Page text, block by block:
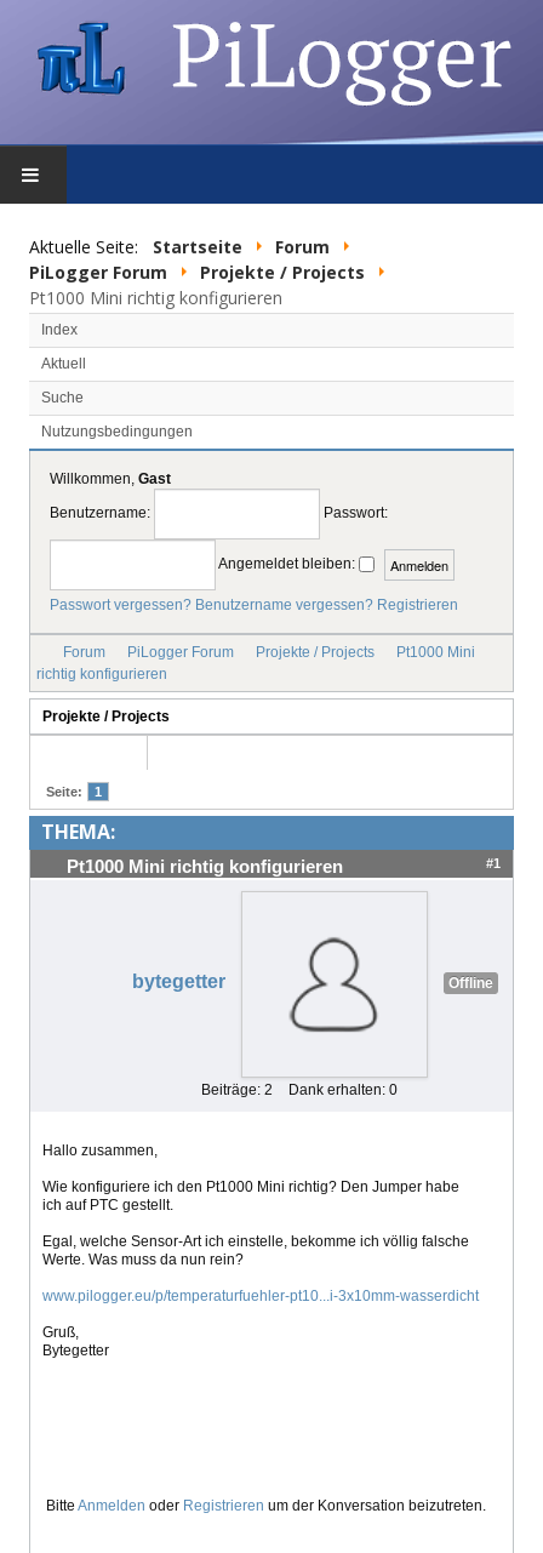
FEATURES
DOWNLOAD
FORUM
SHOP
DATENSCHUTZ
IMPRESSUM
Aktuelle Seite: Startseite
Forum
PiLogger Forum
Projekte / Projects
Pt1000 Mini richtig konfigurieren
Index
Aktuell
Suche
Nutzungsbedingungen
Willkommen, Gast
Benutzername: Passwort:
Angemeldet bleiben:
Passwort vergessen? Benutzername vergessen? Registrieren
Forum PiLogger Forum Projekte / Projects
Pt1000 Mini
richtig konfigurieren
Projekte / Projects
Seite: 1
THEMA:
Pt1000 Mini richtig konfigurieren #1
bytegetter Offline
Beiträge: 2 Dank erhalten: 0
Hallo zusammen,
Wie konfiguriere ich den Pt1000 Mini richtig? Den Jumper habe
ich auf PTC gestellt.
Egal, welche Sensor-Art ich einstelle, bekomme ich völlig falsche
Werte. Was muss da nun rein?
www.pilogger.eu/p/temperaturfuehler-pt10...i-3x10mm-wasserdicht
Gruß,
Bytegetter
Bitte Anmelden oder Registrieren um der Konversation beizutreten.